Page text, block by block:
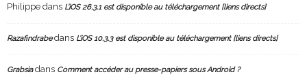
Philippe dans L’iOS 26.3.1 est disponible au téléchargement [liens directs]
Razafindrabedans L’iOS 10.3.3 est disponible au téléchargement [liens directs]
Grabsiadans Comment accéder au presse-papiers sous Android ?